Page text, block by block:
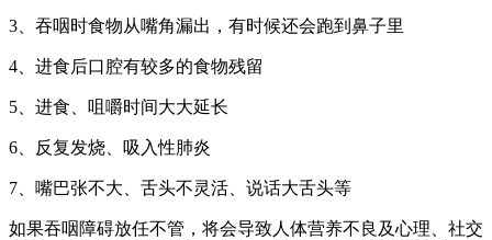
3、吞咽时食物从嘴角漏出，有时候还会跑到鼻子里
4、进食后口腔有较多的食物残留
5、进食、咀嚼时间大大延长
6、反复发烧、吸入性肺炎
7、嘴巴张不大、舌头不灵活、说话大舌头等
如果吞咽障碍放任不管，将会导致人体营养不良及心理、社交